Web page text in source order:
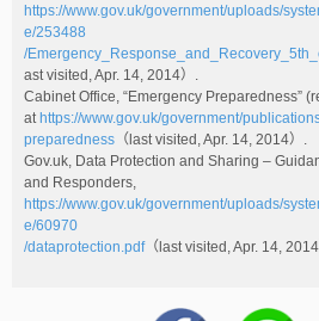
https://www.gov.uk/government/uploads/
e/253488
/
ast visited, Apr. 14, 2014）.
Cabinet Office, “Emergency Preparedness”
at https://www.gov.uk/government/
preparedness （last visited, Apr. 14, 2014）.
Gov.uk, Data Protection and Sharing –
and Responders,
https://www.gov.uk/government/uploads/
e/60970
/dataprotection.pdf（last visited, Apr. 14, 2014